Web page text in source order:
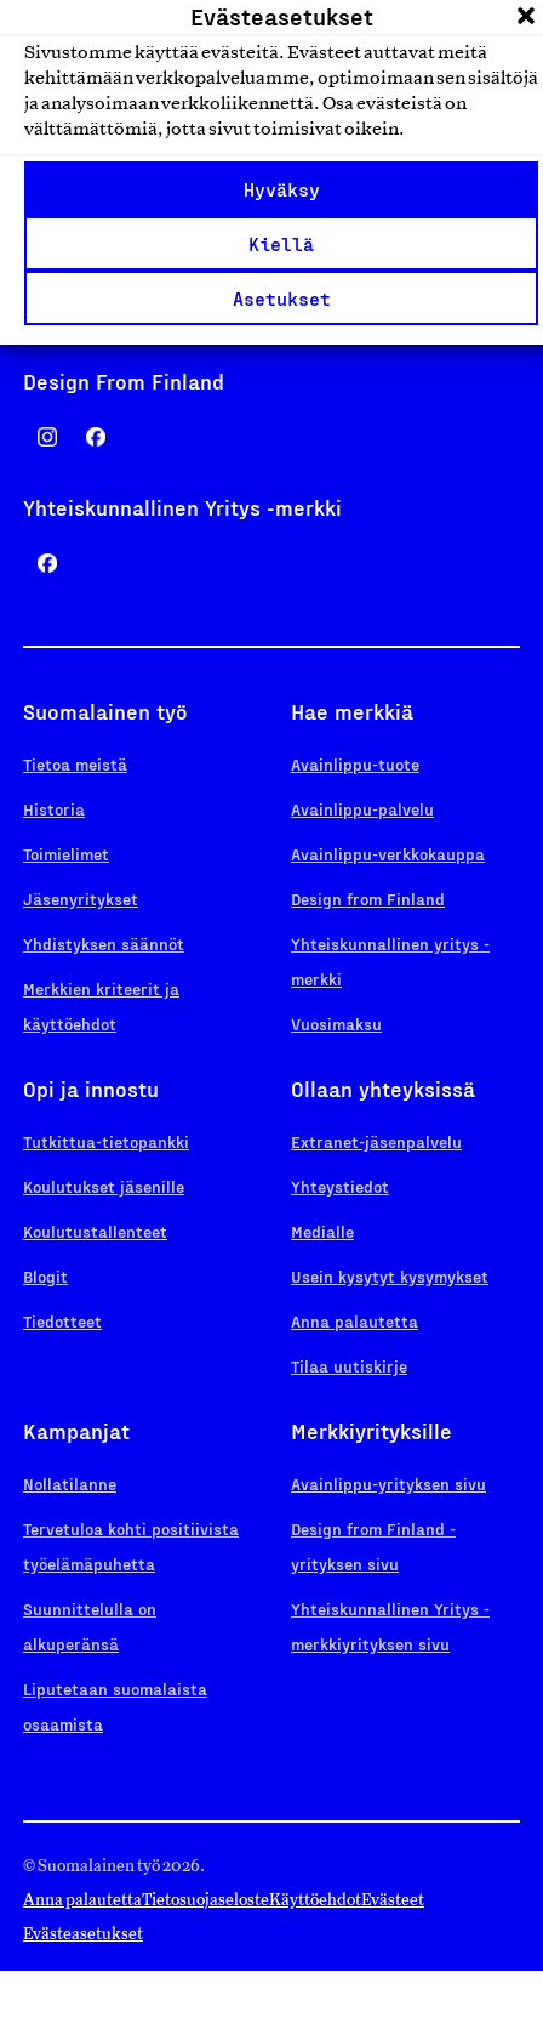
Evästeasetukset
Sivustomme käyttää evästeitä. Evästeet auttavat meitä
kehittämään verkkopalveluamme, optimoimaan sen sisältöjä
ja analysoimaan verkkoliikennettä. Osa evästeistä on
välttämättömiä, jotta sivut toimisivat oikein.
Hyväksy
Kiellä
Asetukset
Finland
asiakaspalvelu@suomalainentyo.fi
laskutus@suomalainentyo.fi
Design From Finland
Yhteiskunnallinen Yritys -merkki
Suomalainen työ
Tietoa meistä
Historia
Toimielimet
Jäsenyritykset
Yhdistyksen säännöt
Merkkien kriteerit ja
käyttöehdot
Hae merkkiä
Avainlippu-tuote
Avainlippu-palvelu
Avainlippu-verkkokauppa
Design from Finland
Yhteiskunnallinen yritys -
merkki
Vuosimaksu
Opi ja innostu
Tutkittua-tietopankki
Koulutukset jäsenille
Koulutustallenteet
Blogit
Tiedotteet
Ollaan yhteyksissä
Extranet-jäsenpalvelu
Yhteystiedot
Medialle
Usein kysytyt kysymykset
Anna palautetta
Tilaa uutiskirje
Kampanjat
Nollatilanne
Tervetuloa kohti positiivista
työelämäpuhetta
Suunnittelulla on
alkuperänsä
Liputetaan suomalaista
osaamista
Merkkiyrityksille
Avainlippu-yrityksen sivu
Design from Finland -
yrityksen sivu
Yhteiskunnallinen Yritys -
merkkiyrityksen sivu
© Suomalainen työ 2026.
Anna palautettaTietosuojaselosteKäyttöehdotEvästeet
Evästeasetukset